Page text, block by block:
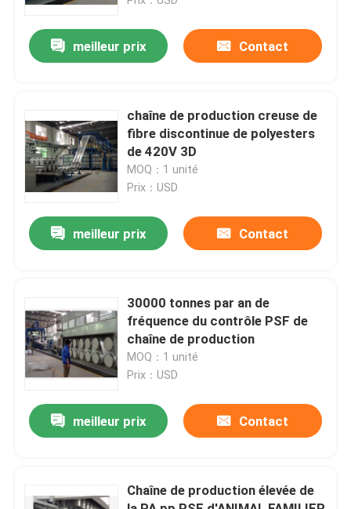
Maison
Au sujet de nous
Contrôle de qualité
nouvelles
Demandez une citation
stenter d'arrangement de la chaleur
meilleur prix Contact
chaîne de production creuse de
fibre discontinue de polyesters
de 420V 3D
MOQ：1 unité
Prix：USD
meilleur prix Contact
30000 tonnes par an de
fréquence du contrôle PSF de
chaîne de production
MOQ：1 unité
Prix：USD
meilleur prix Contact
Chaîne de production élevée de